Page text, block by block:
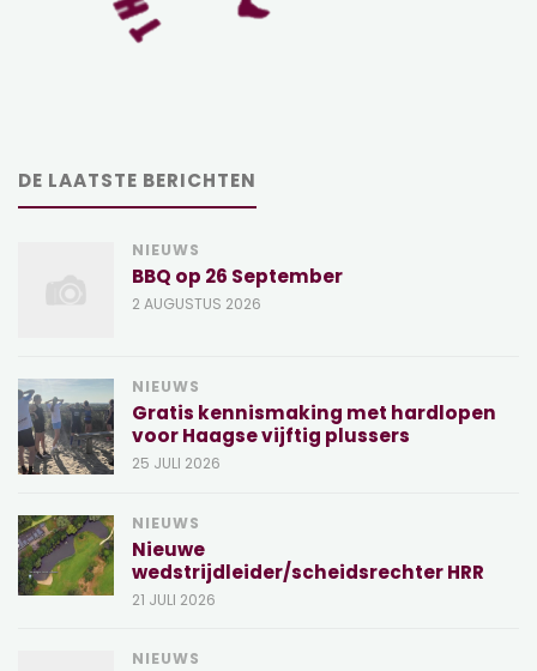
DE LAATSTE BERICHTEN
NIEUWS
BBQ op 26 September
2 AUGUSTUS 2026
NIEUWS
Gratis kennismaking met hardlopen
voor Haagse vijftig plussers
25 JULI 2026
NIEUWS
Nieuwe
wedstrijdleider/scheidsrechter HRR
21 JULI 2026
NIEUWS